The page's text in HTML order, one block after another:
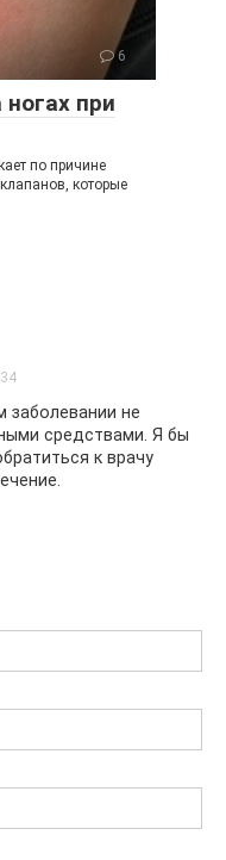
6
при
по причине
которые
заболевании не
средствами. Я бы
к врачу